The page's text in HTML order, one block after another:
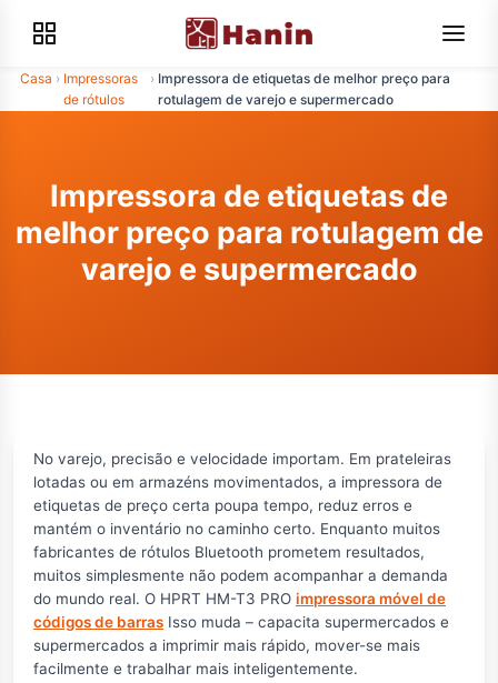
Casa › Impressoras
de rótulos
› Impressora de etiquetas de melhor preço para
rotulagem de varejo e supermercado
Impressora de etiquetas de
melhor preço para rotulagem de
varejo e supermercado
No varejo, precisão e velocidade importam. Em prateleiras
lotadas ou em armazéns movimentados, a impressora de
etiquetas de preço certa poupa tempo, reduz erros e
mantém o inventário no caminho certo. Enquanto muitos
fabricantes de rótulos Bluetooth prometem resultados,
muitos simplesmente não podem acompanhar a demanda
do mundo real. O HPRT HM-T3 PRO impressora móvel de
códigos de barras Isso muda – capacita supermercados e
supermercados a imprimir mais rápido, mover-se mais
facilmente e trabalhar mais inteligentemente.